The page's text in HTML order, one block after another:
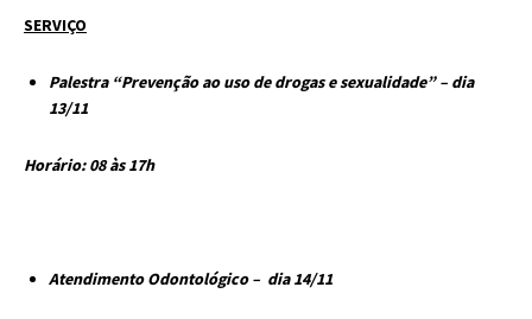
SERVIÇO
Palestra “Prevenção ao uso de drogas e sexualidade” – dia
13/11
Horário: 08 às 17h
Atendimento Odontológico – dia 14/11